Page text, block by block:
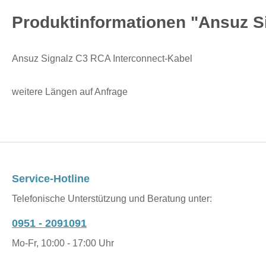
Produktinformationen "Ansuz
Ansuz Signalz C3 RCA Interconnect-Kabel
weitere Längen auf Anfrage
Service-Hotline
Telefonische Unterstützung und Beratung unter:
0951 - 2091091
Mo-Fr, 10:00 - 17:00 Uhr